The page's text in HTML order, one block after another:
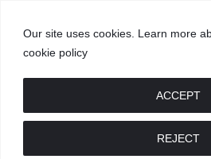
Our site uses cookies. Learn more
cookie policy
REJECT
ACCEPT
GROŽIS
MADA